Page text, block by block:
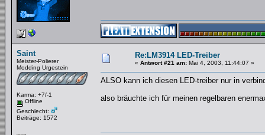
Saint
Meister-Polierer
Modding Urgestein
Karma: +7/-1
Offline
Geschlecht:
Beiträge: 1572
Re:LM3914 LED-Treiber
« Antwort #21 am: Mai 4, 2003, 11:44:07 »
ALSO kann ich diesen LED-treiber nur in
also bräuchte ich für meinen regelbaren